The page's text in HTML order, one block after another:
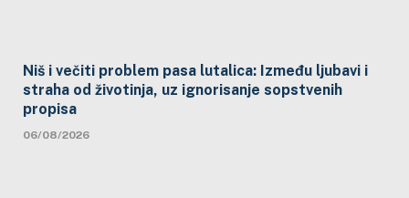
Niš i večiti problem pasa lutalica: Između ljubavi i
straha od životinja, uz ignorisanje sopstvenih
propisa
06/08/2026